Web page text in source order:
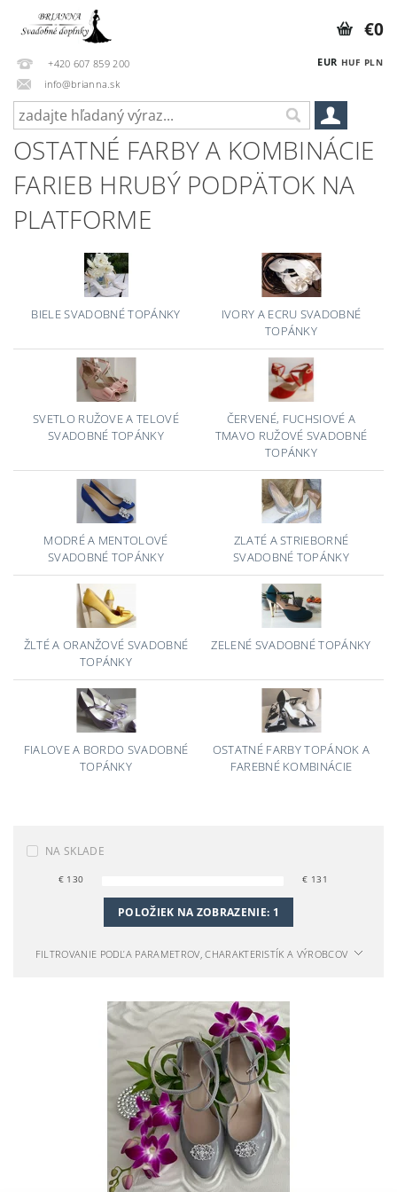
+420 607 859 200
info@brianna.sk
EUR HUF PLN
€0
OSTATNÉ FARBY A KOMBINÁCIE
FARIEB HRUBÝ PODPÄTOK NA
PLATFORME
BIELE SVADOBNÉ TOPÁNKY
IVORY A ECRU SVADOBNÉ
TOPÁNKY
SVETLO RUŽOVE A TELOVÉ
SVADOBNÉ TOPÁNKY
ČERVENÉ, FUCHSIOVÉ A
TMAVO RUŽOVÉ SVADOBNÉ
TOPÁNKY
MODRÉ A MENTOLOVÉ
SVADOBNÉ TOPÁNKY
ZLATÉ A STRIEBORNÉ
SVADOBNÉ TOPÁNKY
ŽLTÉ A ORANŽOVÉ SVADOBNÉ
TOPÁNKY
ZELENÉ SVADOBNÉ TOPÁNKY
FIALOVE A BORDO SVADOBNÉ
TOPÁNKY
OSTATNÉ FARBY TOPÁNOK A
FAREBNÉ KOMBINÁCIE
NA SKLADE
€ 130 € 131
POLOŽIEK NA ZOBRAZENIE: 1
FILTROVANIE PODĽA PARAMETROV, CHARAKTERISTÍK A VÝROBCOV